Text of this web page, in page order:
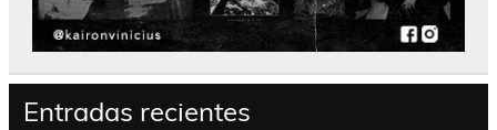
Entradas recientes